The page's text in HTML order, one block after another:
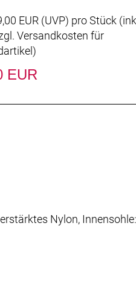
EUR (UVP) pro Stück
Versandkosten für
)
EUR
Nylon,